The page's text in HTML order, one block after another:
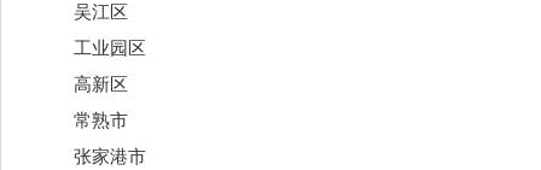
吴江区
工业园区
高新区
常熟市
张家港市